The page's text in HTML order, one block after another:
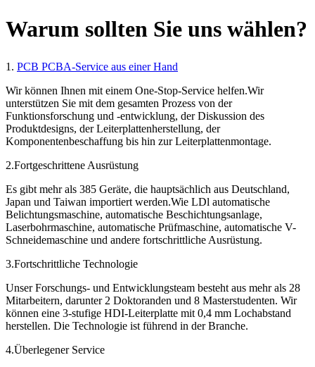
Warum sollten Sie uns wählen?
1. PCB PCBA-Service aus einer Hand
Wir können Ihnen mit einem One-Stop-Service helfen.Wir
unterstützen Sie mit dem gesamten Prozess von der
Funktionsforschung und -entwicklung, der Diskussion des
Produktdesigns, der Leiterplattenherstellung, der
Komponentenbeschaffung bis hin zur Leiterplattenmontage.
2.Fortgeschrittene Ausrüstung
Es gibt mehr als 385 Geräte, die hauptsächlich aus Deutschland,
Japan und Taiwan importiert werden.Wie LDl automatische
Belichtungsmaschine, automatische Beschichtungsanlage,
Laserbohrmaschine, automatische Prüfmaschine, automatische V-
Schneidemaschine und andere fortschrittliche Ausrüstung.
3.Fortschrittliche Technologie
Unser Forschungs- und Entwicklungsteam besteht aus mehr als 28
Mitarbeitern, darunter 2 Doktoranden und 8 Masterstudenten. Wir
können eine 3-stufige HDI-Leiterplatte mit 0,4 mm Lochabstand
herstellen. Die Technologie ist führend in der Branche.
4.Überlegener Service